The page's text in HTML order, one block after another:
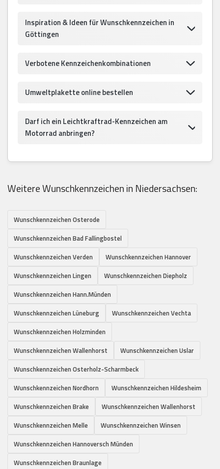
Inspiration & Ideen für Wunschkennzeichen in
Göttingen
Verbotene Kennzeichenkombinationen
Umweltplakette online bestellen
Darf ich ein Leichtkraftrad-Kennzeichen am
Motorrad anbringen?
Weitere Wunschkennzeichen in Niedersachsen:
Wunschkennzeichen Osterode
Wunschkennzeichen Bad Fallingbostel
Wunschkennzeichen Verden
Wunschkennzeichen Hannover
Wunschkennzeichen Lingen
Wunschkennzeichen Diepholz
Wunschkennzeichen Hann.Münden
Wunschkennzeichen Lüneburg
Wunschkennzeichen Vechta
Wunschkennzeichen Holzminden
Wunschkennzeichen Wallenhorst
Wunschkennzeichen Uslar
Wunschkennzeichen Osterholz-Scharmbeck
Wunschkennzeichen Nordhorn
Wunschkennzeichen Hildesheim
Wunschkennzeichen Brake
Wunschkennzeichen Wallenhorst
Wunschkennzeichen Melle
Wunschkennzeichen Winsen
Wunschkennzeichen Hannoversch Münden
Wunschkennzeichen Braunlage